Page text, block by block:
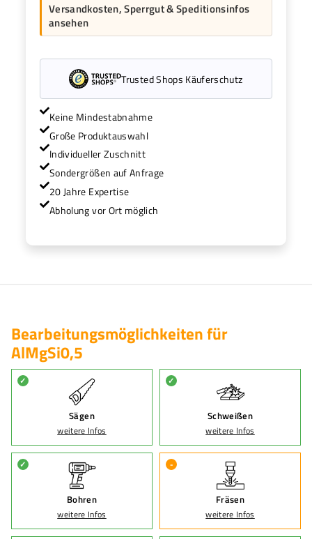
Versandkosten, Sperrgut & Speditionsinfos
ansehen
Trusted Shops Käuferschutz
Keine Mindestabnahme
Große Produktauswahl
Individueller Zuschnitt
Sondergrößen auf Anfrage
20 Jahre Expertise
Abholung vor Ort möglich
Bearbeitungsmöglichkeiten für
AlMgSi0,5
✓
Sägen
weitere Infos
✓
Schweißen
weitere Infos
✓
Bohren
weitere Infos
-
Fräsen
weitere Infos